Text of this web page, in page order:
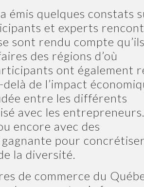
émis quelques constats
et experts
sont rendu compte qu’ils
des régions d’où
ont également
de l’impact
entre les différents
avec les entrepreneurs.
encore avec des
pour
la diversité.
de commerce du